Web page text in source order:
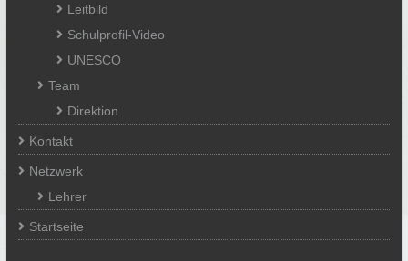
Leitbild
Schulprofil-Video
UNESCO
Team
Direktion
Kontakt
Netzwerk
Lehrer
Startseite